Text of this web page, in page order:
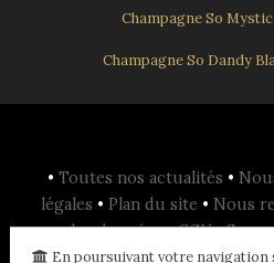
Champagne So
Champagne So Dandy
• Toutes nos actualités •
légales • Plan du site • Nous
des données•CGV•Se
En poursuivant votre